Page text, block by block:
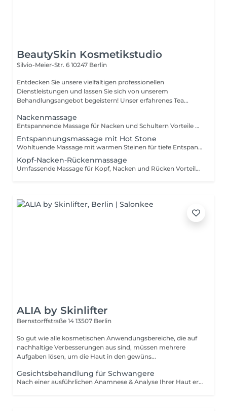
BeautySkin Kosmetikstudio
Silvio-Meier-Str. 6 10247 Berlin
Entdecken Sie unsere vielfältigen professionellen
Dienstleistungen und lassen Sie sich von unserem
Behandlungsangebot begeistern! Unser erfahrenes Tea...
Nackenmassage
Entspannende Massage für Nacken und Schultern Vorteile Verspannungslösung Schmerzlinderung Durchblutungsförderung Stressabbau Beweglichkeit Schnelle Entlastung Behandlungsablauf Eine gezielte Massage zur Lockerung der Nacken- und Schulterpartie. Durch sanften Druck und kreisende Bewegungen werden Verspannungen gelöst, die Durchblutung gefördert und muskuläre Blockaden gelindert. Ideal bei Stress, einseitiger Haltung oder nach langen Arbeitstagen. Ergebnis: Ein entspanntes Nacken- und Schultergefühl, spürbar mehr Leichtigkeit und neue Energie für den Alltag.
Entspannungsmassage mit Hot Stone
Wohltuende Massage mit warmen Steinen für tiefe Entspannung Vorteile Muskelentspannung Wärmetherapie Stressabbau Durchblutungsförderung Wohlbefinden Pflegendes Öl Behandlungsablauf Erleben Sie pure Entspannung und wohltuende Wärme für Körper und Geist. Sanfte, rhythmische Massagebewegungen fördern die Durchblutung, lösen Muskelverspannungen und bringen den Körper wieder in Balance. Die Hot Stone Massage kombiniert diese Technik mit warmen Basaltsteinen, die gezielt auf den Körper gelegt werden. Die gespeicherte Wärme dringt tief in die Muskulatur ein und sorgt für ein intensives Gefühl von Ruhe und Geborgenheit. Verwendet wird dabei hochwertiges, warmes Öl, das die Haut pflegt und die Entspannung zusätzlich vertieft. Ergebnis: Spürbar gelöste Muskeln, tiefe Entspannung und ein rundum harmonisches Körpergefühl ideal, um den Alltag hinter sich zu lassen.
Kopf-Nacken-Rückenmassage
Umfassende Massage für Kopf, Nacken und Rücken Vorteile Muskelentspannung Stressabbau Schmerzlinderung Durchblutungsförderung Kopffreiheit Wohlbefinden Behandlungsablauf Verspannungen im Nacken- und Rückenbereich gehören zu den häufigsten Beschwerden im Alltag verursacht durch Stress, einseitige Belastung oder langes Sitzen. Diese Massage löst gezielt muskuläre Spannungen im Nacken-, Schulter- und Rückenbereich und sorgt für eine spürbare Entlastung. Durch sanfte, fließende Bewegungen und den Einsatz von warmem Öl werden Verspannungen gelockert und die Durchblutung gefördert. Die wohltuende Wärme der Hot Stones dringt tief in die Muskulatur ein und unterstützt die Entspannung zusätzlich. Ideal bei Verspannungen durch sitzende Tätigkeiten oder einseitige Belastungen für mehr Beweglichkeit und innere Ruhe. Ergebnis: Ein gelöster Rücken, entspannter Nacken und ein klarer Kopf für ein rundum leichtes und befreites Körpergefühl.
ALIA by Skinlifter
Bernstorffstraße 14 13507 Berlin
So gut wie alle kosmetischen Anwendungsbereiche, die auf
nachhaltige Verbesserungen aus sind, müssen mehrere
Aufgaben lösen, um die Haut in den gewüns...
Gesichtsbehandlung für Schwangere
Nach einer ausführlichen Anamnese & Analyse Ihrer Haut erhalten Sie nach der Reinigung ein Peeling und eine intensive Ausreinigung. Danach erwartet Sie eine aktivierende Gesichtsmassage, der eine Wirkstoffmaske folgt die auf Ihre Haut abgestimmt wird. individuelle Beratung Hautbildanalyse und Anamnese Reinigung Peeling Ausreinigung wohltuende Gesichtsmassage abgestimmte Wirkstoffmaske Abschlusspflege Produktempfehlung/Beratung